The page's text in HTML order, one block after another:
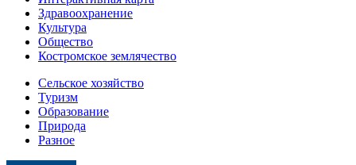
Здравоохранение
Культура
Общество
Костромское землячество
Сельское хозяйство
Туризм
Образование
Природа
Разное